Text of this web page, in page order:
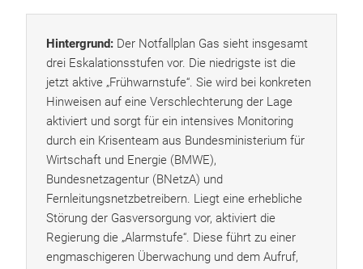
Hintergrund: Der Notfallplan Gas sieht insgesamt
drei Eskalationsstufen vor. Die niedrigste ist die
jetzt aktive „Frühwarnstufe“. Sie wird bei konkreten
Hinweisen auf eine Verschlechterung der Lage
aktiviert und sorgt für ein intensives Monitoring
durch ein Krisenteam aus Bundesministerium für
Wirtschaft und Energie (BMWE),
Bundesnetzagentur (BNetzA) und
Fernleitungsnetzbetreibern. Liegt eine erhebliche
Störung der Gasversorgung vor, aktiviert die
Regierung die „Alarmstufe“. Diese führt zu einer
engmaschigeren Überwachung und dem Aufruf,